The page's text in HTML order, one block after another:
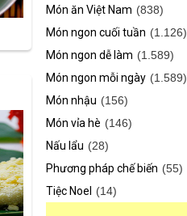
Món ăn Việt Nam (838)
Món ngon cuối tuần (1.126)
Món ngon dễ làm (1.589)
Món ngon mỗi ngày (1.589)
Món nhậu (156)
Món vỉa hè (146)
Nấu lẩu (28)
Phương pháp chế biến (55)
Tiệc Noel
(14)